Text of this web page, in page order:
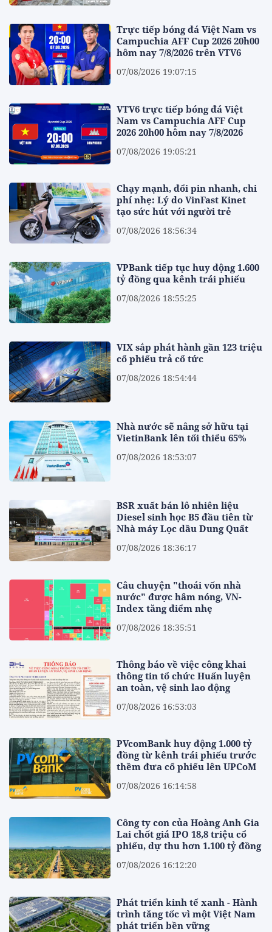
Trực tiếp bóng đá Việt Nam vs
Campuchia AFF Cup 2026 20h00
hôm nay 7/8/2026 trên VTV6
07/08/2026 19:07:15
VTV6 trực tiếp bóng đá Việt
Nam vs Campuchia AFF Cup
2026 20h00 hôm nay 7/8/2026
07/08/2026 19:05:21
Chạy mạnh, đổi pin nhanh, chi
phí nhẹ: Lý do VinFast Kinet
tạo sức hút với người trẻ
07/08/2026 18:56:34
VPBank tiếp tục huy động 1.600
tỷ đồng qua kênh trái phiếu
07/08/2026 18:55:25
VIX sắp phát hành gần 123 triệu
cổ phiếu trả cổ tức
07/08/2026 18:54:44
Nhà nước sẽ nâng sở hữu tại
VietinBank lên tối thiểu 65%
07/08/2026 18:53:07
BSR xuất bán lô nhiên liệu
Diesel sinh học B5 đầu tiên từ
Nhà máy Lọc dầu Dung Quất
07/08/2026 18:36:17
Câu chuyện "thoái vốn nhà
nước" được hâm nóng, VN-
Index tăng điểm nhẹ
07/08/2026 18:35:51
Thông báo về việc công khai
thông tin tổ chức Huấn luyện
an toàn, vệ sinh lao động
07/08/2026 16:53:03
PVcomBank huy động 1.000 tỷ
đồng từ kênh trái phiếu trước
thềm đưa cổ phiếu lên UPCoM
07/08/2026 16:14:58
Công ty con của Hoàng Anh Gia
Lai chốt giá IPO 18,8 triệu cổ
phiếu, dự thu hơn 1.100 tỷ đồng
07/08/2026 16:12:20
Phát triển kinh tế xanh - Hành
trình tăng tốc vì một Việt Nam
phát triển bền vững